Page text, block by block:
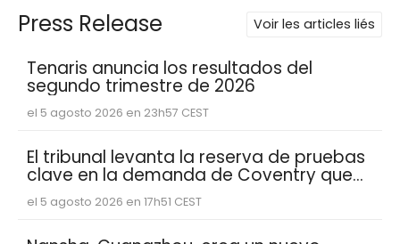
Press Release Voir les articles liés
Tenaris anuncia los resultados del
segundo trimestre de 2026
el 5 agosto 2026 en 23h57 CEST
El tribunal levanta la reserva de pruebas
clave en la demanda de Coventry que
muestran que Abacus Global
Management se basó en estimaciones
el 5 agosto 2026 en 17h51 CEST